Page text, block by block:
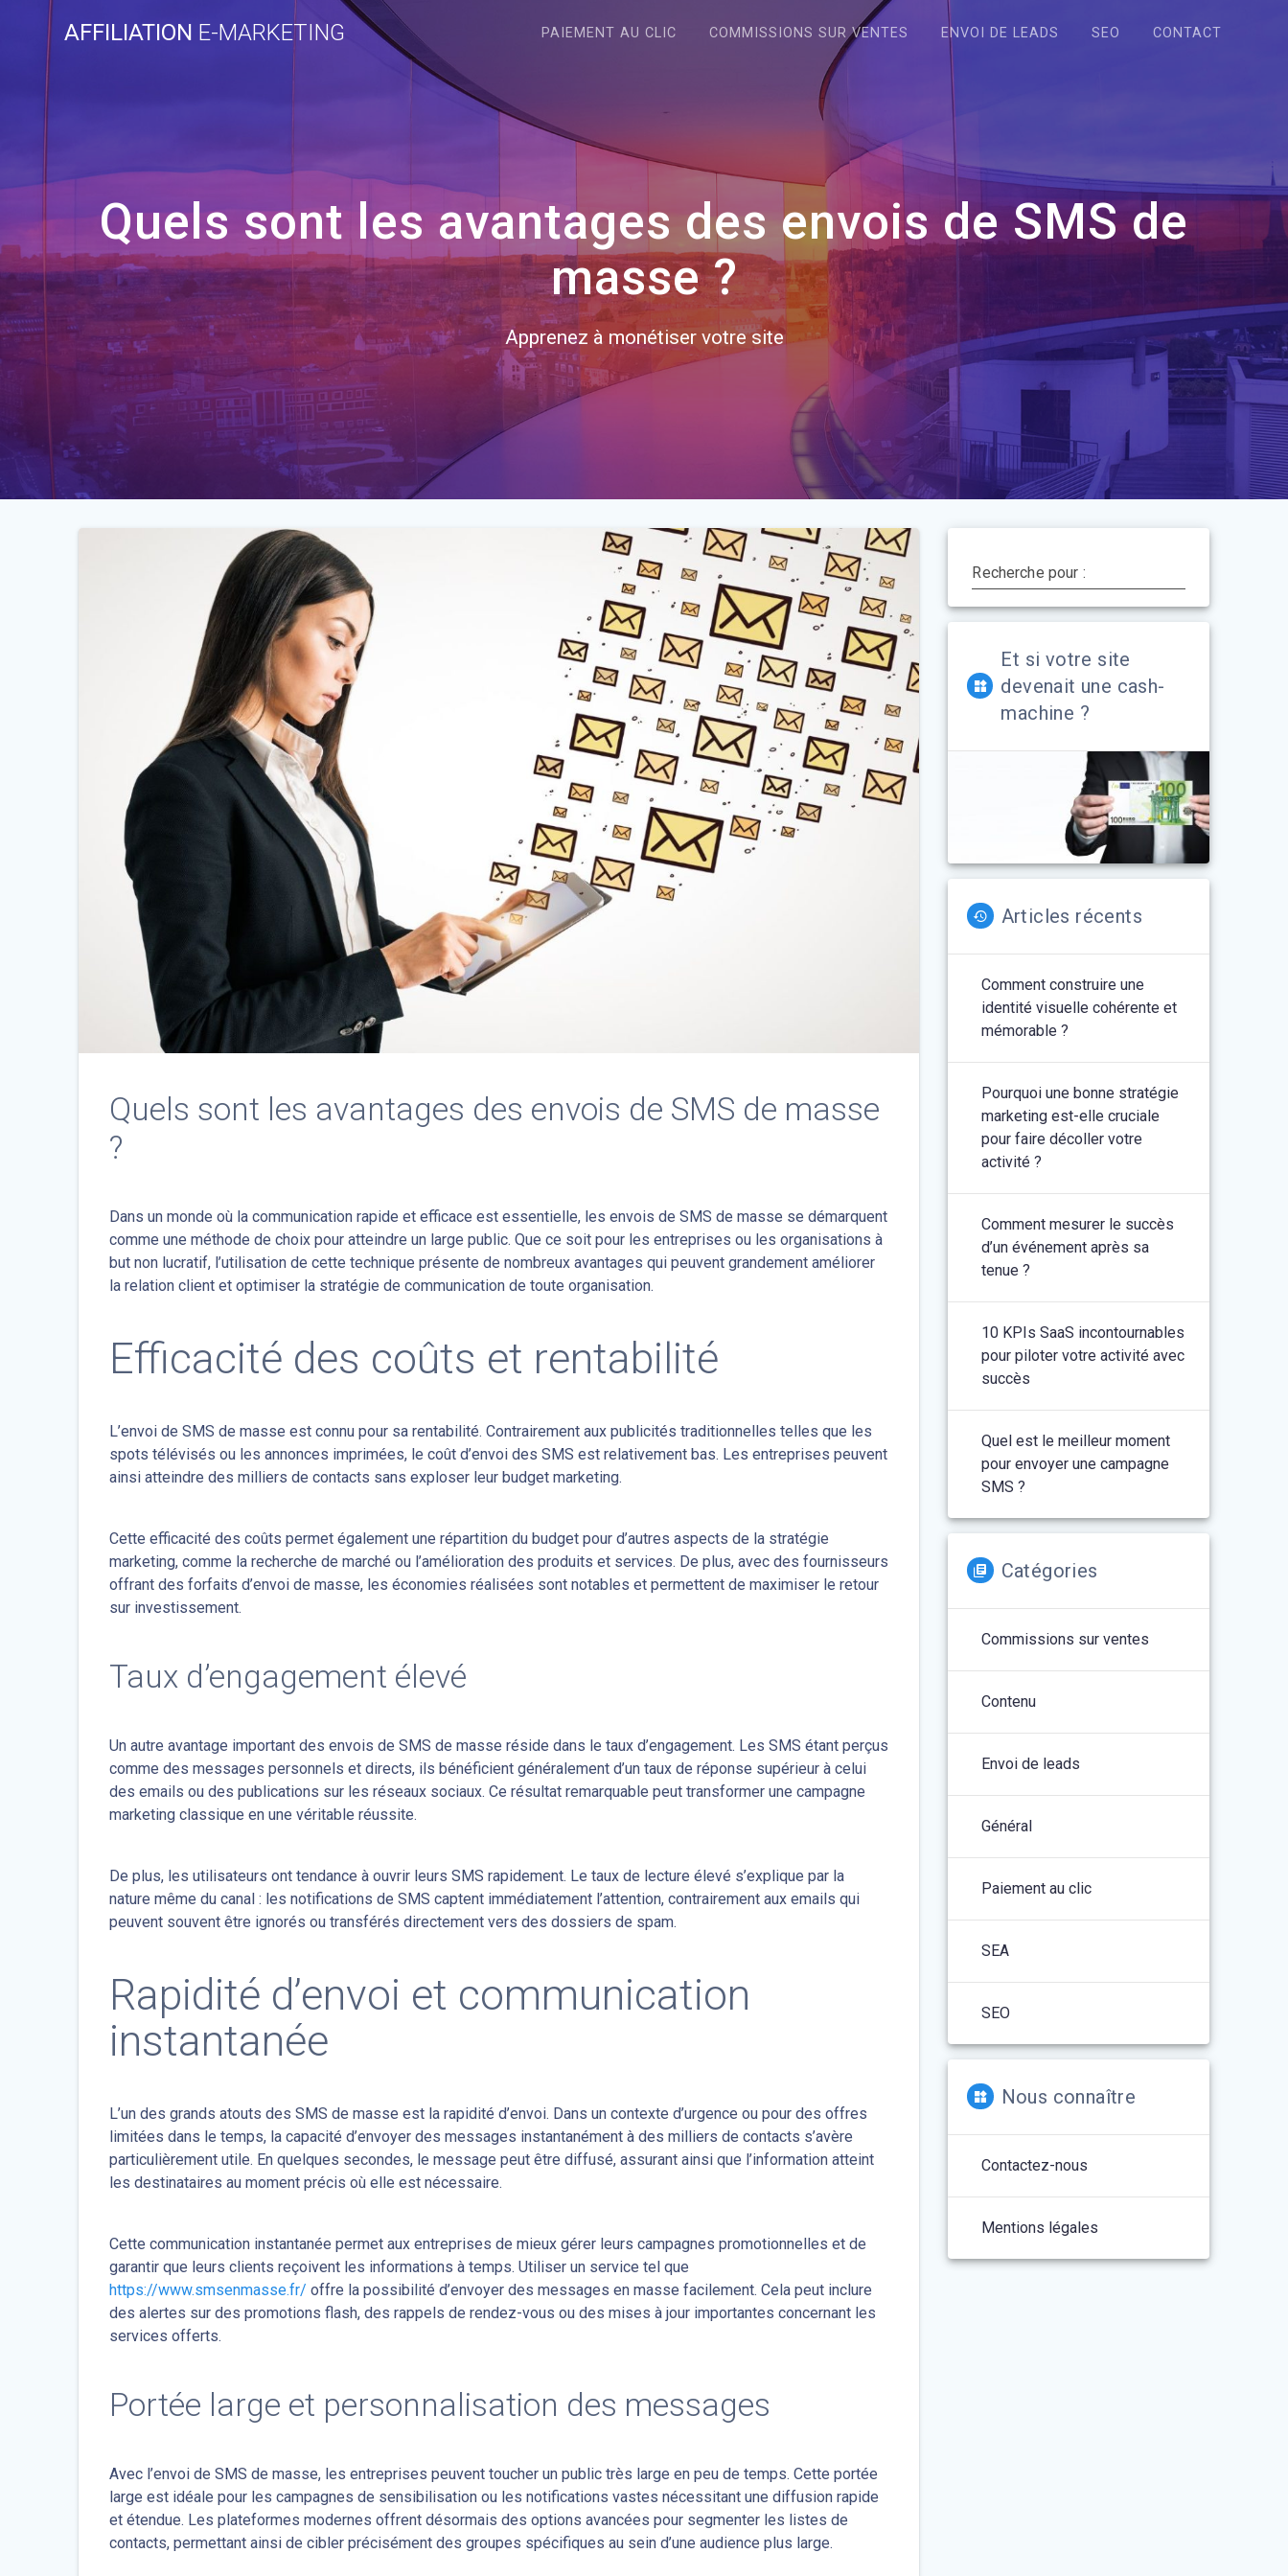
content
AFFILIATION E-MARKETING PAIEMENT AU CLIC COMMISSIONS SUR VENTES ENVOI DE LEADS SEO CONTACT
Quels sont les avantages des envois de SMS de
masse ?
Apprenez à monétiser votre site
Quels sont les avantages des envois de SMS de masse
?
Dans un monde où la communication rapide et efficace est essentielle, les envois de SMS de masse se démarquent
comme une méthode de choix pour atteindre un large public. Que ce soit pour les entreprises ou les organisations à
but non lucratif, l’utilisation de cette technique présente de nombreux avantages qui peuvent grandement améliorer
la relation client et optimiser la stratégie de communication de toute organisation.
Efficacité des coûts et rentabilité
L’envoi de SMS de masse est connu pour sa rentabilité. Contrairement aux publicités traditionnelles telles que les
spots télévisés ou les annonces imprimées, le coût d’envoi des SMS est relativement bas. Les entreprises peuvent
ainsi atteindre des milliers de contacts sans exploser leur budget marketing.
Cette efficacité des coûts permet également une répartition du budget pour d’autres aspects de la stratégie
marketing, comme la recherche de marché ou l’amélioration des produits et services. De plus, avec des fournisseurs
offrant des forfaits d’envoi de masse, les économies réalisées sont notables et permettent de maximiser le retour
sur investissement.
Taux d’engagement élevé
Un autre avantage important des envois de SMS de masse réside dans le taux d’engagement. Les SMS étant perçus
comme des messages personnels et directs, ils bénéficient généralement d’un taux de réponse supérieur à celui
des emails ou des publications sur les réseaux sociaux. Ce résultat remarquable peut transformer une campagne
marketing classique en une véritable réussite.
De plus, les utilisateurs ont tendance à ouvrir leurs SMS rapidement. Le taux de lecture élevé s’explique par la
nature même du canal : les notifications de SMS captent immédiatement l’attention, contrairement aux emails qui
peuvent souvent être ignorés ou transférés directement vers des dossiers de spam.
Rapidité d’envoi et communication
instantanée
L’un des grands atouts des SMS de masse est la rapidité d’envoi. Dans un contexte d’urgence ou pour des offres
limitées dans le temps, la capacité d’envoyer des messages instantanément à des milliers de contacts s’avère
particulièrement utile. En quelques secondes, le message peut être diffusé, assurant ainsi que l’information atteint
les destinataires au moment précis où elle est nécessaire.
Cette communication instantanée permet aux entreprises de mieux gérer leurs campagnes promotionnelles et de
garantir que leurs clients reçoivent les informations à temps. Utiliser un service tel que
https://www.smsenmasse.fr/ offre la possibilité d’envoyer des messages en masse facilement. Cela peut inclure
des alertes sur des promotions flash, des rappels de rendez-vous ou des mises à jour importantes concernant les
services offerts.
Portée large et personnalisation des messages
Avec l’envoi de SMS de masse, les entreprises peuvent toucher un public très large en peu de temps. Cette portée
large est idéale pour les campagnes de sensibilisation ou les notifications vastes nécessitant une diffusion rapide
et étendue. Les plateformes modernes offrent désormais des options avancées pour segmenter les listes de
contacts, permettant ainsi de cibler précisément des groupes spécifiques au sein d’une audience plus large.
Recherche pour :
Et si votre site
devenait une cash-
machine ?
Articles récents
Comment construire une
identité visuelle cohérente et
mémorable ?
Pourquoi une bonne stratégie
marketing est-elle cruciale
pour faire décoller votre
activité ?
Comment mesurer le succès
d’un événement après sa
tenue ?
10 KPIs SaaS incontournables
pour piloter votre activité avec
succès
Quel est le meilleur moment
pour envoyer une campagne
SMS ?
Catégories
Commissions sur ventes
Contenu
Envoi de leads
Général
Paiement au clic
SEA
SEO
Nous connaître
Contactez-nous
Mentions légales